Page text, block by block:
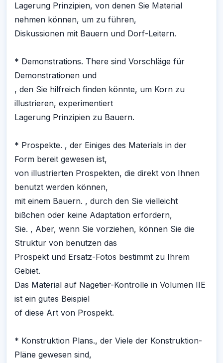
Lagerung Prinzipien, von denen Sie Material
nehmen können, um zu führen,
Diskussionen mit Bauern und Dorf-Leitern.
* Demonstrations. There sind Vorschläge für
Demonstrationen und
, den Sie hilfreich finden könnte, um Korn zu
illustrieren, experimentiert
Lagerung Prinzipien zu Bauern.
* Prospekte. , der Einiges des Materials in der
Form bereit gewesen ist,
von illustrierten Prospekten, die direkt von Ihnen
benutzt werden können,
mit einem Bauern. , durch den Sie vielleicht
bißchen oder keine Adaptation erfordern,
Sie. , Aber, wenn Sie vorziehen, können Sie die
Struktur von benutzen das
Prospekt und Ersatz-Fotos bestimmt zu Ihrem
Gebiet.
Das Material auf Nagetier-Kontrolle in Volumen IIE
ist ein gutes Beispiel
of diese Art von Prospekt.
* Konstruktion Plans., der Viele der Konstruktion-
Pläne gewesen sind,